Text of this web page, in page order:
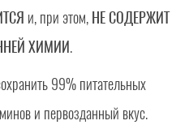
и, при этом, НЕ СОДЕРЖИТ
ХИМИИ.
99% питательных
и первозданный вкус.